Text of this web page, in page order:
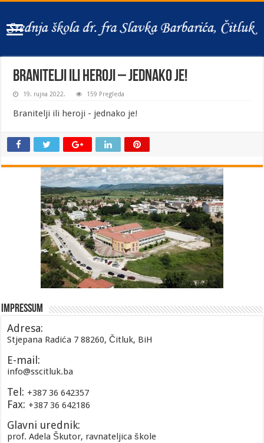
Branitelji ili heroji – jednako je!
19. rujna 2022. 159 Pregleda
Branitelji ili heroji - jednako je!
Impressum
Adresa:
Stjepana Radića 7 88260, Čitluk, BiH
E-mail:
info@sscitluk.ba
Tel: +387 36 642357
Fax: +387 36 642186
Glavni urednik:
prof. Adela Škutor, ravnateljica škole